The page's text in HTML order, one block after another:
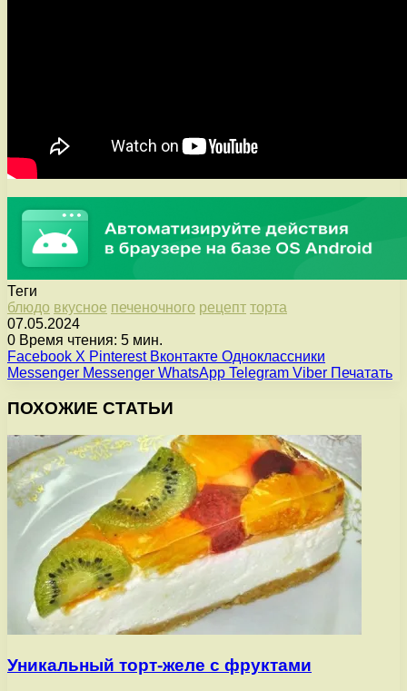
Теги
блюдо вкусное печеночного рецепт торта
07.05.2024
0 Время чтения: 5 мин.
Facebook X Pinterest Вконтакте Одноклассники
Messenger Messenger WhatsApp Telegram Viber Печатать
ПОХОЖИЕ СТАТЬИ
Уникальный торт-желе с фруктами